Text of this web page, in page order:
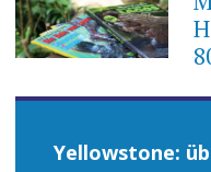
Yellowstone: